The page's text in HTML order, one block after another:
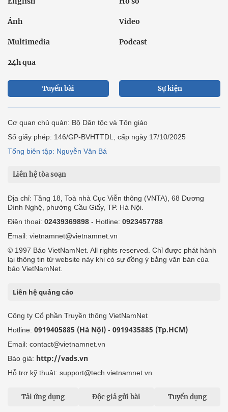
Ảnh Video
Multimedia Podcast
24h qua
Tuyến bài Sự kiện
Cơ quan chủ quản: Bộ Dân tộc và Tôn giáo
Số giấy phép: 146/GP-BVHTTDL, cấp ngày 17/10/2025
Tổng biên tập: Nguyễn Văn Bá
Liên hệ tòa soạn
Địa chỉ: Tầng 18, Toà nhà Cục Viễn thông (VNTA), 68 Dương
Đình Nghệ, phường Cầu Giấy, TP. Hà Nội.
Điện thoại: 02439369898 - Hotline: 0923457788
Email: vietnamnet@vietnamnet.vn
© 1997 Báo VietNamNet. All rights reserved. Chỉ được phát hành
lại thông tin từ website này khi có sự đồng ý bằng văn bản của
báo VietNamNet.
Liên hệ quảng cáo
Công ty Cổ phần Truyền thông VietNamNet
Hotline: 0919405885 (Hà Nội) - 0919435885 (Tp.HCM)
Email: contact@vietnamnet.vn
Báo giá: http://vads.vn
Hỗ trợ kỹ thuật: support@tech.vietnamnet.vn
Tải ứng dụng Độc giả gửi bài Tuyển dụng